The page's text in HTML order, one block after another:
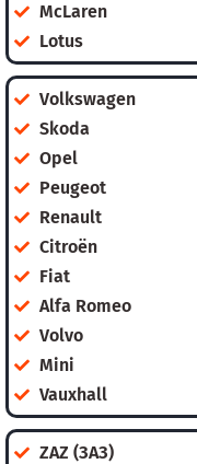
McLaren
Lotus
Volkswagen
Skoda
Opel
Peugeot
Renault
Citroën
Fiat
Alfa Romeo
Volvo
Mini
Vauxhall
ZAZ (ЗАЗ)